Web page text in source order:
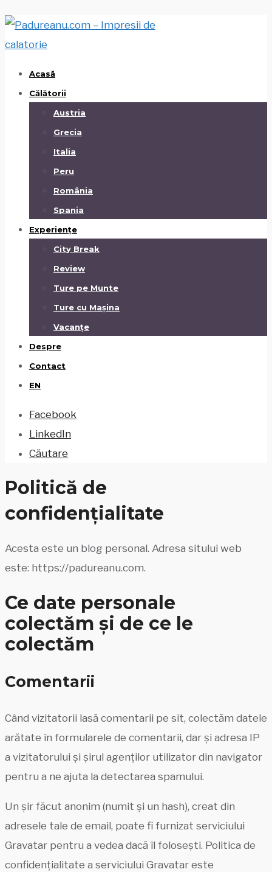
Acasă
Călătorii
Austria
Grecia
Italia
Peru
România
Spania
Experiențe
City Break
Review
Ture pe Munte
Ture cu Mașina
Vacanțe
Despre
Contact
EN
Facebook
LinkedIn
Căutare
Politică de
confidențialitate
Acesta este un blog personal. Adresa sitului web
este: https://padureanu.com.
Ce date personale
colectăm și de ce le
colectăm
Comentarii
Când vizitatorii lasă comentarii pe sit, colectăm datele
arătate în formularele de comentarii, dar și adresa IP
a vizitatorului și șirul agenților utilizator din navigator
pentru a ne ajuta la detectarea spamului.
Un șir făcut anonim (numit și un hash), creat din
adresele tale de email, poate fi furnizat serviciului
Gravatar pentru a vedea dacă îl folosești. Politica de
confidențialitate a serviciului Gravatar este